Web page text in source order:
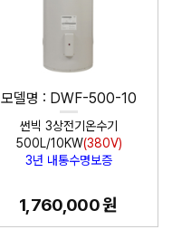
모델명 : DWF-500-10
썬빅 3상전기온수기
500L/10KW(380V)
3년 내통수명보증
1,760,000 원